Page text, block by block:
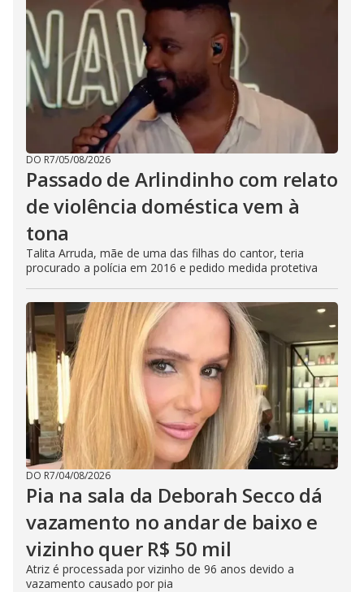
DO R7/05/08/2026
Passado de Arlindinho com relato
de violência doméstica vem à
tona
Talita Arruda, mãe de uma das filhas do cantor, teria
procurado a polícia em 2016 e pedido medida protetiva
DO R7/04/08/2026
Pia na sala da Deborah Secco dá
vazamento no andar de baixo e
vizinho quer R$ 50 mil
Atriz é processada por vizinho de 96 anos devido a
vazamento causado por pia